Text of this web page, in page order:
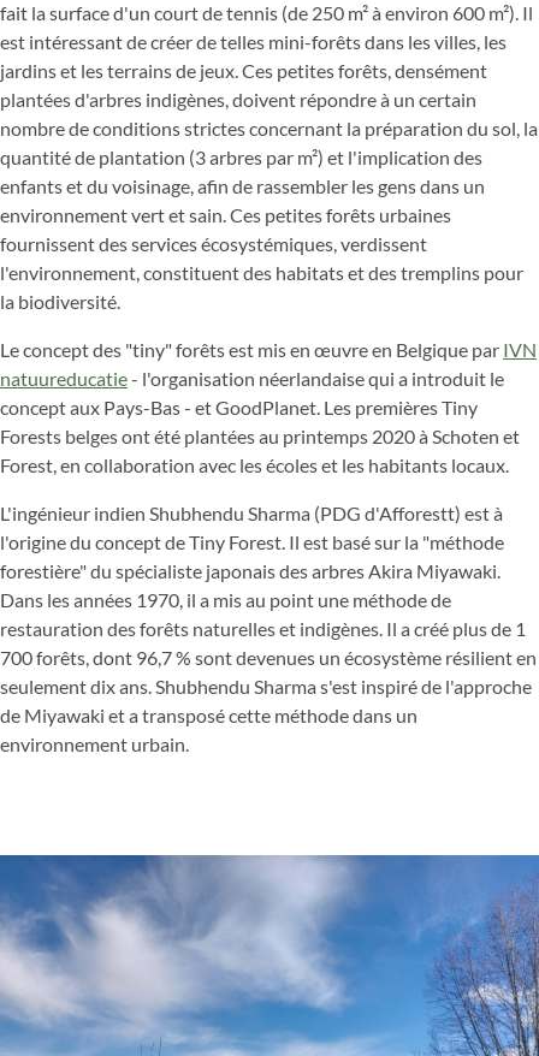
fait la surface d'un court de tennis (de 250 m² à environ 600 m²). Il
est intéressant de créer de telles mini-forêts dans les villes, les
jardins et les terrains de jeux. Ces petites forêts, densément
plantées d'arbres indigènes, doivent répondre à un certain
nombre de conditions strictes concernant la préparation du sol, la
quantité de plantation (3 arbres par m²) et l'implication des
enfants et du voisinage, afin de rassembler les gens dans un
environnement vert et sain. Ces petites forêts urbaines
fournissent des services écosystémiques, verdissent
l'environnement, constituent des habitats et des tremplins pour
la biodiversité.
Le concept des "tiny" forêts est mis en œuvre en Belgique par IVN
natuureducatie- l'organisation néerlandaise qui a introduit le
concept aux Pays-Bas - et GoodPlanet. Les premières Tiny
Forests belges ont été plantées au printemps 2020 à Schoten et
Forest, en collaboration avec les écoles et les habitants locaux.
L'ingénieur indien Shubhendu Sharma (PDG d'Afforestt) est à
l'origine du concept de Tiny Forest. Il est basé sur la "méthode
forestière" du spécialiste japonais des arbres Akira Miyawaki.
Dans les années 1970, il a mis au point une méthode de
restauration des forêts naturelles et indigènes. Il a créé plus de 1
700 forêts, dont 96,7 % sont devenues un écosystème résilient en
seulement dix ans. Shubhendu Sharma s'est inspiré de l'approche
de Miyawaki et a transposé cette méthode dans un
environnement urbain.